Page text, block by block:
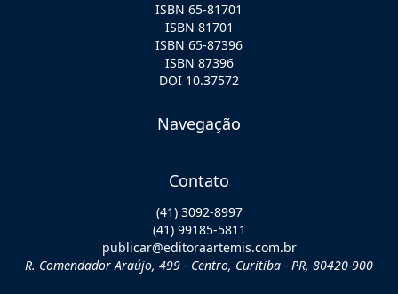
ISBN 65-81701
ISBN 81701
ISBN 65-87396
ISBN 87396
DOI 10.37572
Navegação
Contato
(41) 3092-8997
(41) 99185-5811
publicar@editoraartemis.com.br
R. Comendador Araújo, 499 - Centro, Curitiba - PR, 80420-900